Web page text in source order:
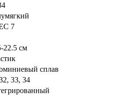
7
22.5 см
сплав
33, 34